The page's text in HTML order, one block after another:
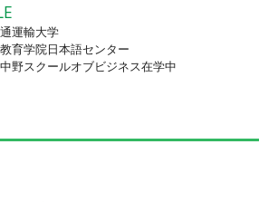
運輸大学
育学院日本語センター
野スクールオブビジネス在学中